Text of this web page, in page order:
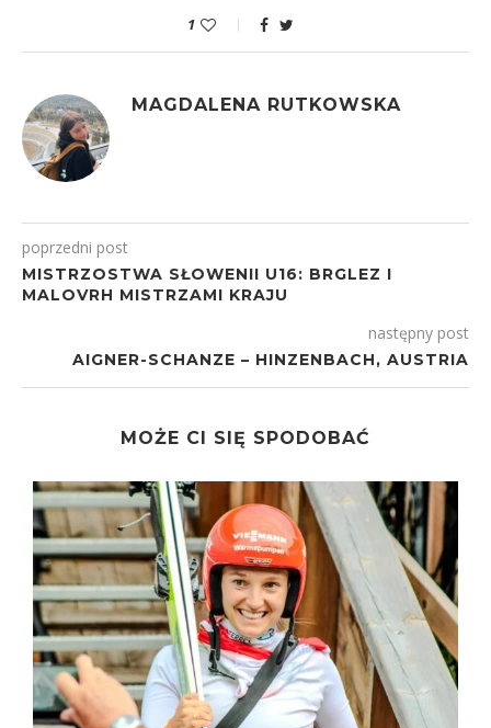
1
MAGDALENA RUTKOWSKA
poprzedni post
MISTRZOSTWA SŁOWENII U16: BRGLEZ I
MALOVRH MISTRZAMI KRAJU
następny post
AIGNER-SCHANZE – HINZENBACH, AUSTRIA
MOŻE CI SIĘ SPODOBAĆ